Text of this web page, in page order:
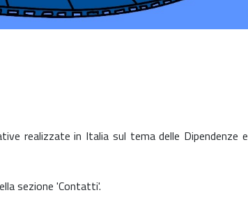
realizzate in Italia sul tema delle Dipendenze e
sezione 'Contatti'.